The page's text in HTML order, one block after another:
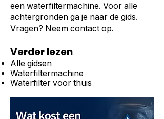
een waterfiltermachine. Voor alle
achtergronden ga je naar de gids.
Vragen? Neem contact op.
Verder lezen
Alle gidsen
Waterfiltermachine
Waterfilter voor thuis